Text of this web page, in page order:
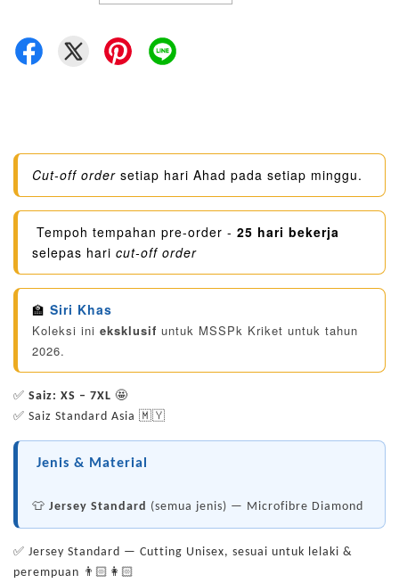
Cut-off order setiap hari Ahad pada setiap minggu.
Tempoh tempahan pre-order - 25 hari bekerja
selepas hari cut-off order
🏫 Siri Khas
Koleksi ini eksklusif untuk MSSPk Kriket untuk tahun
2026.
✅ Saiz: XS – 7XL 🤩
✅ Saiz Standard Asia 🇲🇾
Jenis & Material
👕 Jersey Standard (semua jenis) — Microfibre Diamond
✅ Jersey Standard — Cutting Unisex, sesuai untuk lelaki &
perempuan 👨🏻👩🏻